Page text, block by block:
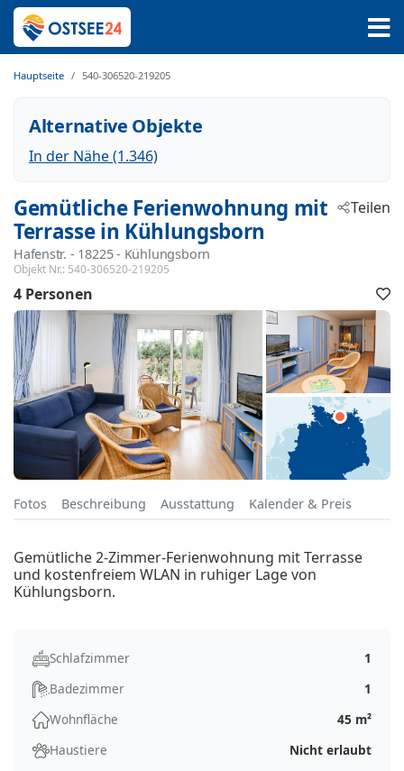
Hauptseite 540-306520-219205
Alternative Objekte
In der Nähe (1.346)
Gemütliche Ferienwohnung mit
Terrasse in Kühlungsborn
Hafenstr. - 18225 - Kühlungsborn
Objekt Nr.: 540-306520-219205
Teilen
4 Personen
Fotos Beschreibung Ausstattung Kalender & Preis
Gemütliche 2-Zimmer-Ferienwohnung mit Terrasse
und kostenfreiem WLAN in ruhiger Lage von
Kühlungsborn.
Schlafzimmer
1
Badezimmer
1
Wohnfläche
45 m²
Haustiere
Nicht erlaubt